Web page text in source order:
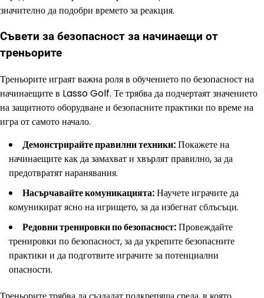
значително да подобри времето за реакция.
Съвети за безопасност за начинаещи от
треньорите
Треньорите играят важна роля в обучението по безопасност на
начинаещите в Lasso Golf. Те трябва да подчертаят значението
на защитното оборудване и безопасните практики по време на
игра от самото начало.
Демонстрирайте правилни техники:Покажете на
начинаещите как да замахват и хвърлят правилно, за да
предотвратят наранявания.
Насърчавайте комуникацията:Научете играчите да
комуникират ясно на игрището, за да избегнат сблъсъци.
Редовни тренировки по безопасност:Провеждайте
тренировки по безопасност, за да укрепите безопасните
практики и да подготвите играчите за потенциални
опасности.